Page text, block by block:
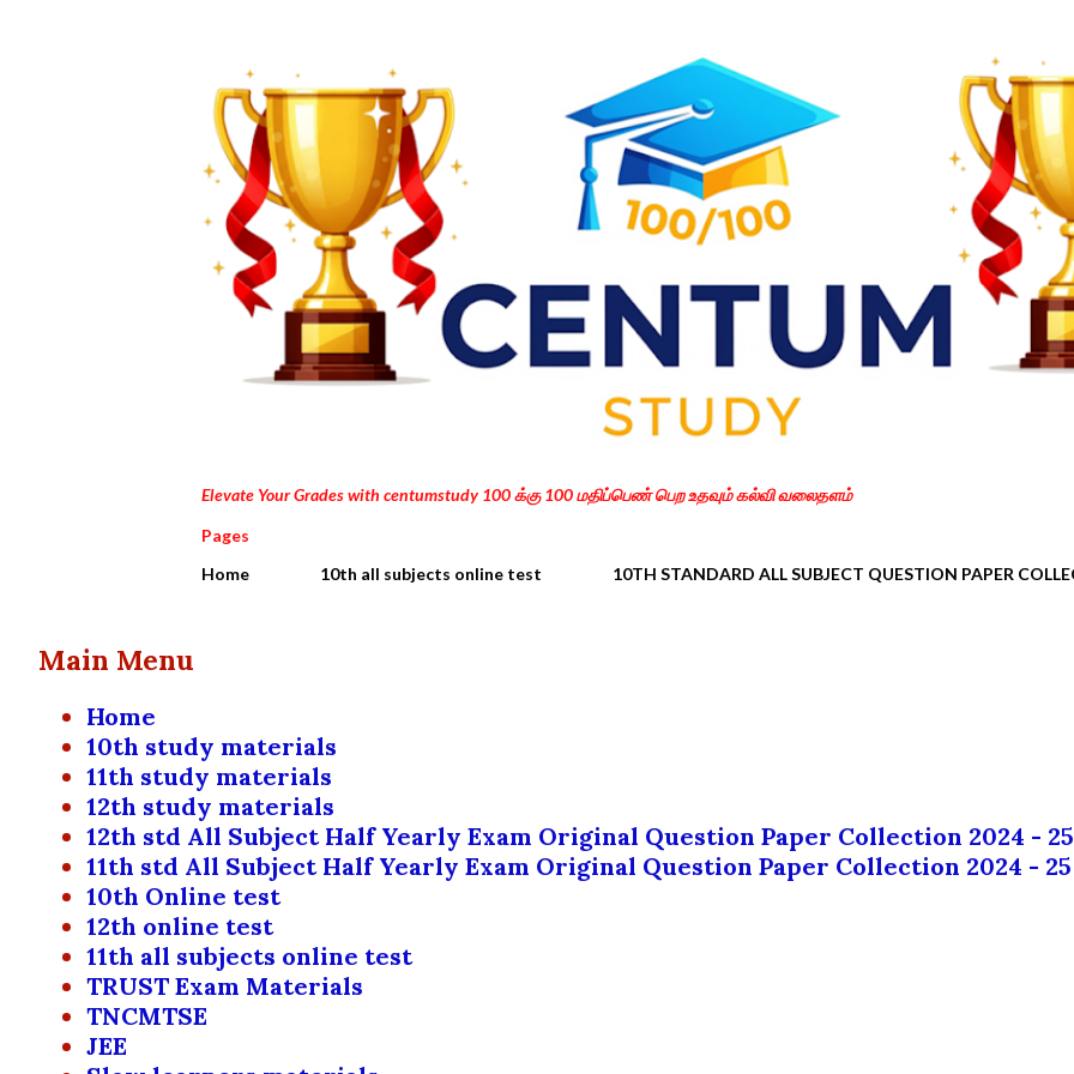
Elevate Your Grades with centumstudy 100 க்கு 100 மதிப்பெண் பெற உதவும் கல்வி வலைதளம்
Pages
Home
10th all subjects online test 10TH STANDARD ALL SUBJECT QUESTION PAPER
Main Menu
Home
10th study materials
11th study materials
12th study materials
12th std All Subject Half Yearly Exam Original Question Paper Collection 2024 - 25
11th std All Subject Half Yearly Exam Original Question Paper Collection 2024 - 25
10th Online test
12th online test
11th all subjects online test
TRUST Exam Materials
TNCMTSE
JEE